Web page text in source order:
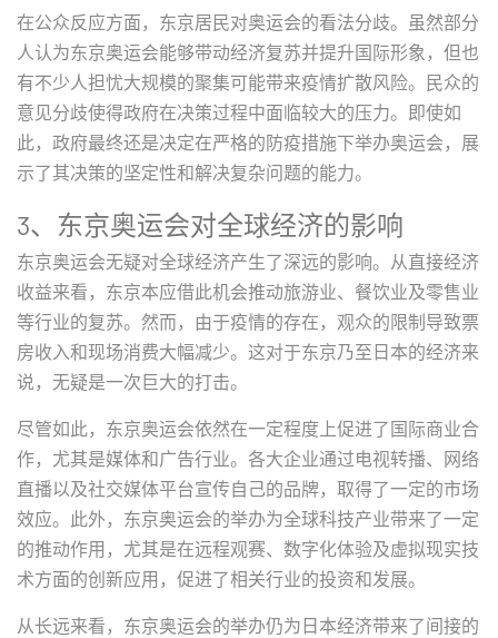
在公众反应方面，东京居民对奥运会的看法分歧。虽然部分
人认为东京奥运会能够带动经济复苏并提升国际形象，但也
有不少人担忧大规模的聚集可能带来疫情扩散风险。民众的
意见分歧使得政府在决策过程中面临较大的压力。即使如
此，政府最终还是决定在严格的防疫措施下举办奥运会，展
示了其决策的坚定性和解决复杂问题的能力。
3、东京奥运会对全球经济的影响
东京奥运会无疑对全球经济产生了深远的影响。从直接经济
收益来看，东京本应借此机会推动旅游业、餐饮业及零售业
等行业的复苏。然而，由于疫情的存在，观众的限制导致票
房收入和现场消费大幅减少。这对于东京乃至日本的经济来
说，无疑是一次巨大的打击。
尽管如此，东京奥运会依然在一定程度上促进了国际商业合
作，尤其是媒体和广告行业。各大企业通过电视转播、网络
直播以及社交媒体平台宣传自己的品牌，取得了一定的市场
效应。此外，东京奥运会的举办为全球科技产业带来了一定
的推动作用，尤其是在远程观赛、数字化体验及虚拟现实技
术方面的创新应用，促进了相关行业的投资和发展。
从长远来看，东京奥运会的举办仍为日本经济带来了间接的